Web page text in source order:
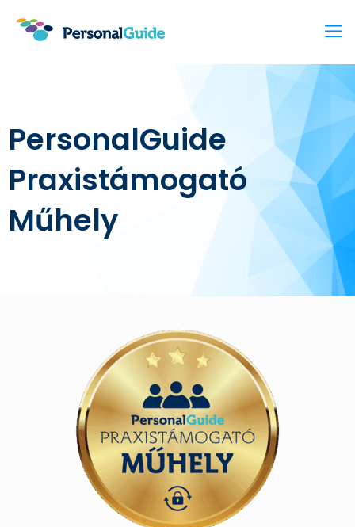
PersonalGuide
Praxistámogató
Műhely